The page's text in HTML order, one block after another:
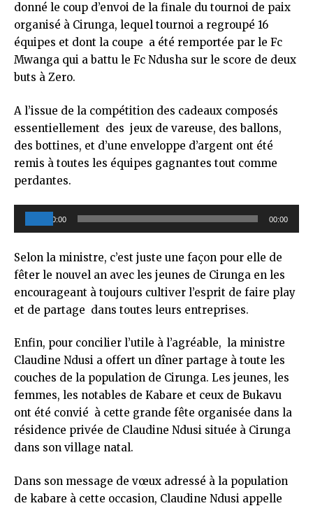
donné le coup d’envoi de la finale du tournoi de paix
organisé à Cirunga, lequel tournoi a regroupé 16
équipes et dont la coupe a été remportée par le Fc
Mwanga qui a battu le Fc Ndusha sur le score de deux
buts à Zero.
A l’issue de la compétition des cadeaux composés
essentiellement des jeux de vareuse, des ballons,
des bottines, et d’une enveloppe d’argent ont été
remis à toutes les équipes gagnantes tout comme
perdantes.
Lecteur
audio
00:00 00:00
Selon la ministre, c’est juste une façon pour elle de
fêter le nouvel an avec les jeunes de Cirunga en les
encourageant à toujours cultiver l’esprit de faire play
et de partage dans toutes leurs entreprises.
Enfin, pour concilier l’utile à l’agréable, la ministre
Claudine Ndusi a offert un dîner partage à toute les
couches de la population de Cirunga. Les jeunes, les
femmes, les notables de Kabare et ceux de Bukavu
ont été convié à cette grande fête organisée dans la
résidence privée de Claudine Ndusi située à Cirunga
dans son village natal.
Dans son message de vœux adressé à la population
de kabare à cette occasion, Claudine Ndusi appelle